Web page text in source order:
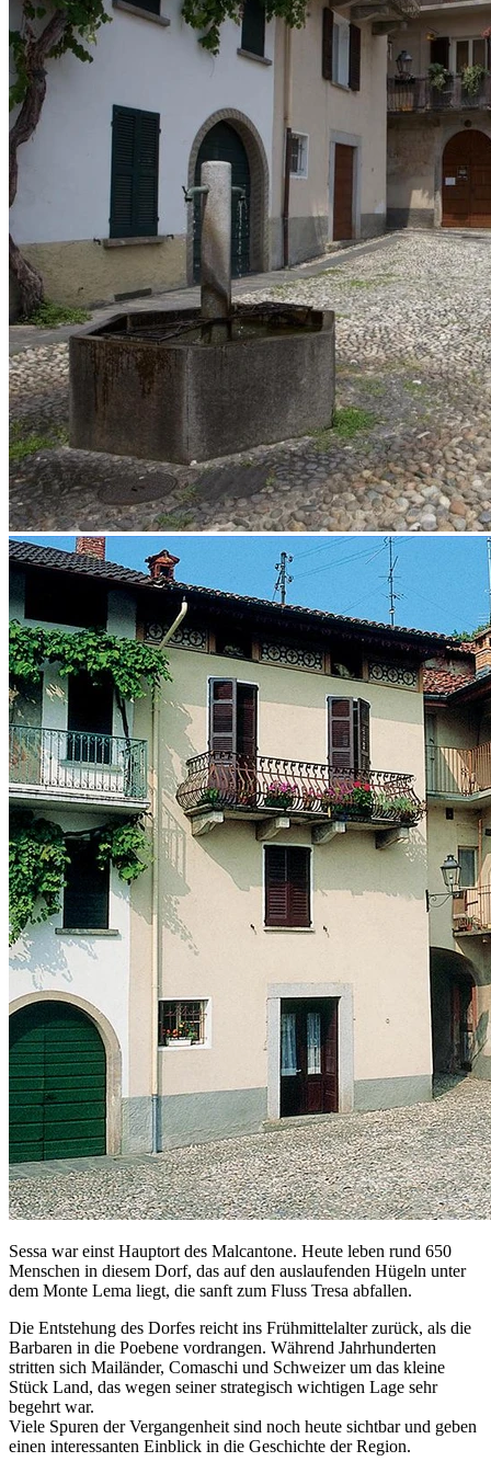
Sessa war einst Hauptort des Malcantone. Heute leben rund 650
Menschen in diesem Dorf, das auf den auslaufenden Hügeln unter
dem Monte Lema liegt, die sanft zum Fluss Tresa abfallen.
Die Entstehung des Dorfes reicht ins Frühmittelalter zurück, als die
Barbaren in die Poebene vordrangen. Während Jahrhunderten
stritten sich Mailänder, Comaschi und Schweizer um das kleine
Stück Land, das wegen seiner strategisch wichtigen Lage sehr
begehrt war.
Viele Spuren der Vergangenheit sind noch heute sichtbar und geben
einen interessanten Einblick in die Geschichte der Region.